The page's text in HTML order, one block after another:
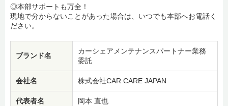
◎本部サポートも万全！
現地で分からないことがあった場合は、いつでも本部へお電話く
ださい。
ブランド名
カーシェアメンテナンスパートナー業務
委託
会社名 株式会社CAR CARE JAPAN
代表者名 岡本 直也